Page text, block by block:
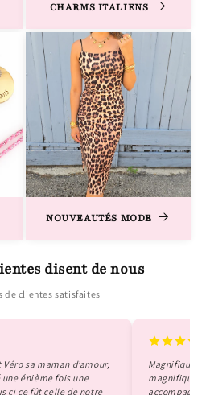
CHARMS ITALIENS
NOUVEAUTÉS MODE
disent de nous
de clientes satisfaites
sa maman d’amour,
énième fois une
ci ce fût celle de notre
Magnifique
magnifiques